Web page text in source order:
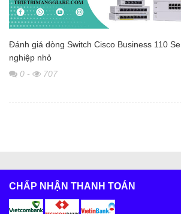
Đánh giá dòng Switch Cisco Business 110
nghiệp nhỏ
0 - 707
CHẤP NHẬN THANH TOÁN